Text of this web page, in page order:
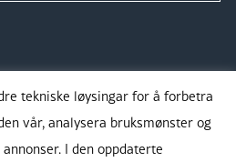
tekniske løysingar for å forbetra
vår, analysera bruksmønster og
I den oppdaterte